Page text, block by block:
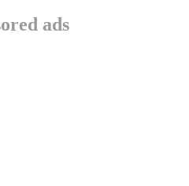
ads